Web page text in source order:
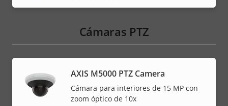
Cámaras PTZ
AXIS M5000 PTZ Camera
Cámara para interiores de 15 MP con
zoom óptico de 10x